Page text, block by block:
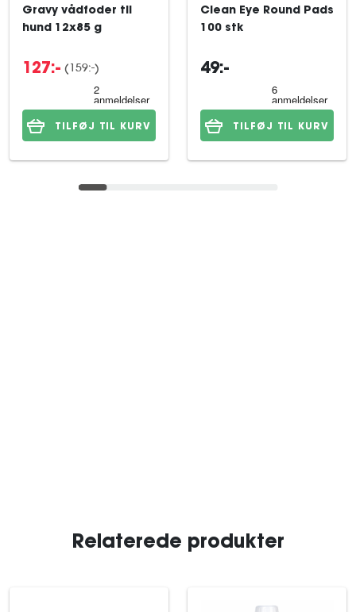
Gravy vådfoder til
hund 12x85 g
127:- (159:-)
TILFØJ TIL KURV
Clean Eye Round Pads
100 stk
49:-
TILFØJ TIL KURV
Relaterede produkter